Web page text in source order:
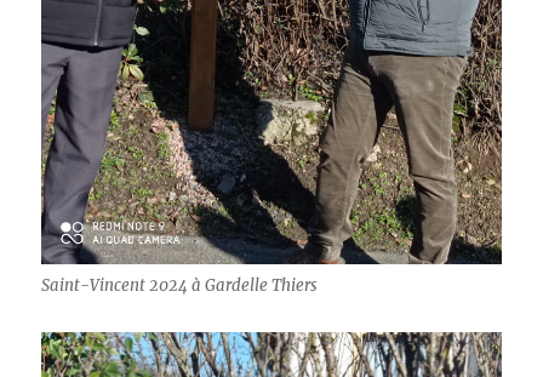
Saint-Vincent 2024 à Gardelle Thiers